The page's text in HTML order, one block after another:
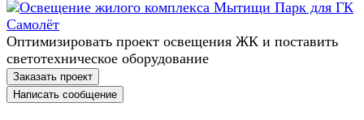
Оптимизировать проект освещения ЖК и поставить
светотехническое оборудование
Заказать проект
Написать сообщение